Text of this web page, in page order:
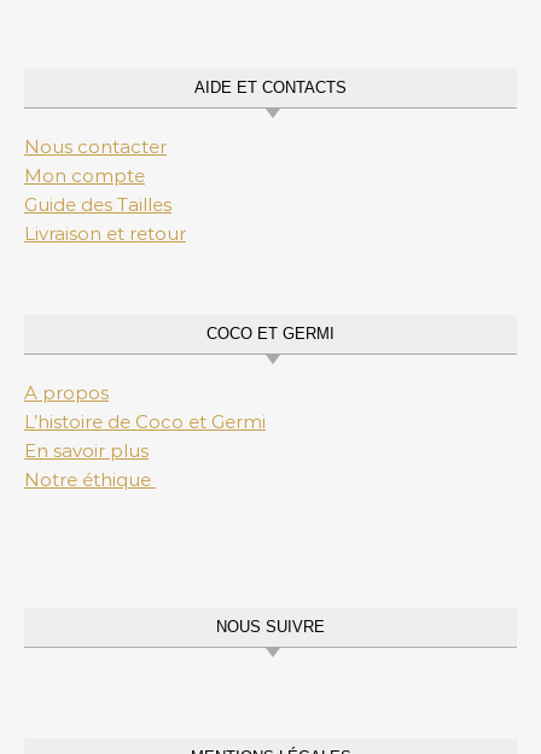
AIDE ET CONTACTS
Nous contacter
Mon compte
Guide des Tailles
Livraison et retour
COCO ET GERMI
A propos
L’histoire de Coco et Germi
En savoir plus
Notre éthique
NOUS SUIVRE